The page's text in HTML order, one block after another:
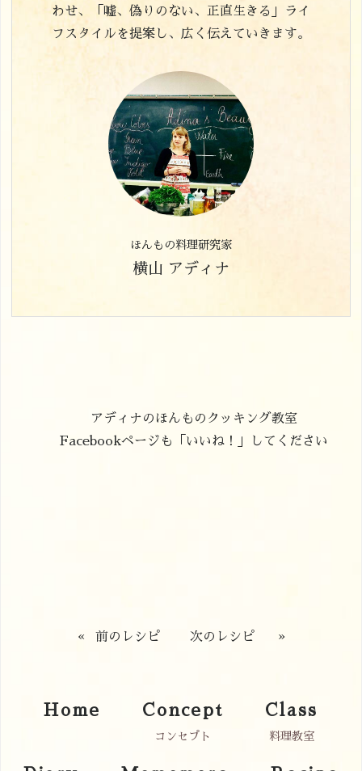
わせ、「嘘、偽りのない、正直生きる」ライ
フスタイルを提案し、広く伝えていきます。
ほんもの料理研究家
横山 アディナ
アディナのほんものクッキング教室
Facebookページも「いいね！」してください
« 前のレシピ 次のレシピ »
Home Concept
コンセプト
Class
料理教室